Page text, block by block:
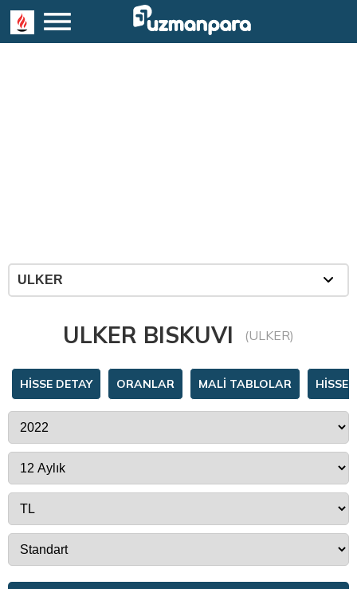
ULKER BISKUVI (ULKER)
HİSSE DETAY ORANLAR MALİ TABLOLAR HİSSE